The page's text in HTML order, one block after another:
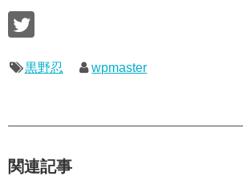
黒野忍 wpmaster
関連記事